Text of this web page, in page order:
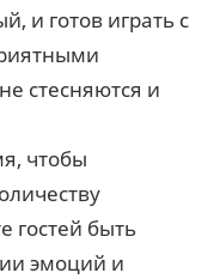
и готов играть с
стесняются и
чтобы
гостей быть
эмоций и